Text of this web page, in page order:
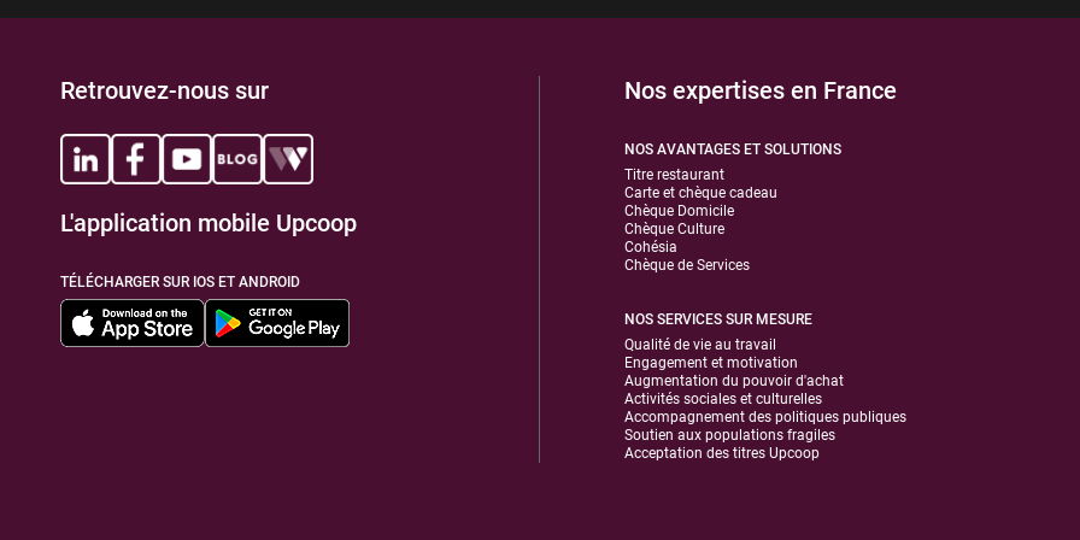
Retrouvez-nous sur
L'application mobile Upcoop
TÉLÉCHARGER SUR IOS ET ANDROID
Nos expertises en France
NOS AVANTAGES ET SOLUTIONS
Titre restaurant
Carte et chèque cadeau
Chèque Domicile
Chèque Culture
Cohésia
Chèque de Services
NOS SERVICES SUR MESURE
Qualité de vie au travail
Engagement et motivation
Augmentation du pouvoir d'achat
Activités sociales et culturelles
Accompagnement des politiques publiques
Soutien aux populations fragiles
Acceptation des titres Upcoop